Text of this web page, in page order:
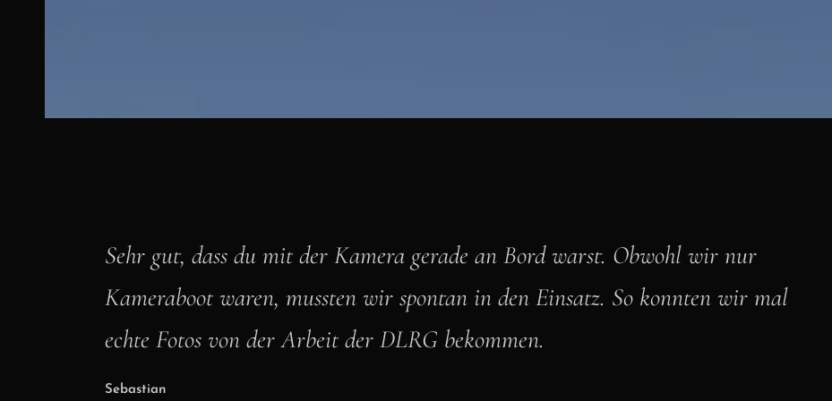
Sehr gut, dass du mit der Kamera gerade an Bord warst. Obwohl wir nur
Kameraboot waren, mussten wir spontan in den Einsatz. So konnten wir mal
echte Fotos von der Arbeit der DLRG bekommen.
Sebastian